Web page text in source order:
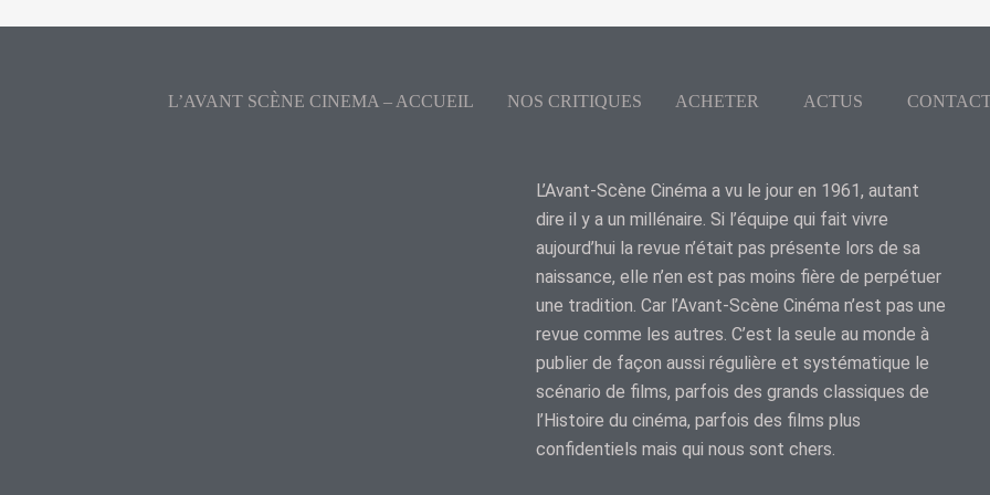
L’AVANT SCÈNE CINEMA – ACCUEIL NOS CRITIQUES ACHETER ACTUS
L’Avant-Scène Cinéma a vu le jour en 1961, autant
dire il y a un millénaire. Si l’équipe qui fait vivre
aujourd’hui la revue n’était pas présente lors de sa
naissance, elle n’en est pas moins fière de perpétuer
une tradition. Car l’Avant-Scène Cinéma n’est pas une
revue comme les autres. C’est la seule au monde à
publier de façon aussi régulière et systématique le
scénario de films, parfois des grands classiques de
l’Histoire du cinéma, parfois des films plus
confidentiels mais qui nous sont chers.